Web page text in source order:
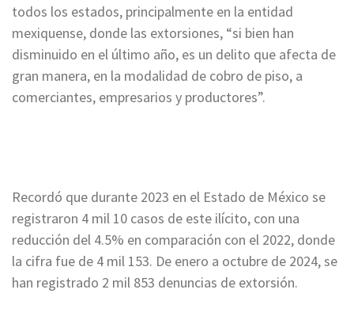
todos los estados, principalmente en la entidad
mexiquense, donde las extorsiones, “si bien han
disminuido en el último año, es un delito que afecta de
gran manera, en la modalidad de cobro de piso, a
comerciantes, empresarios y productores”.
Recordó que durante 2023 en el Estado de México se
registraron 4 mil 10 casos de este ilícito, con una
reducción del 4.5% en comparación con el 2022, donde
la cifra fue de 4 mil 153. De enero a octubre de 2024, se
han registrado 2 mil 853 denuncias de extorsión.